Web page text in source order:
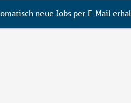
neue Jobs per E-Mail